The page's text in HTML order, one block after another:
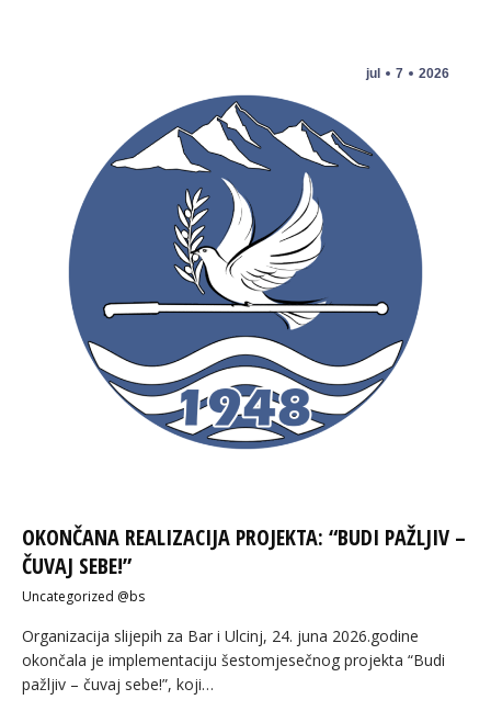
jul 7 2026
OKONČANA REALIZACIJA PROJEKTA: “BUDI PAŽLJIV –
ČUVAJ SEBE!”
Uncategorized @bs
Organizacija slijepih za Bar i Ulcinj, 24. juna 2026.godine
okončala je implementaciju šestomjesečnog projekta “Budi
pažljiv – čuvaj sebe!”, koji…